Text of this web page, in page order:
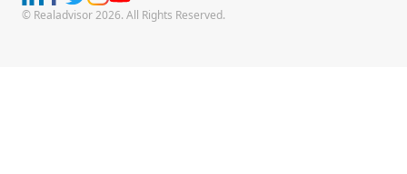
© Realadvisor 2026. All Rights Reserved.